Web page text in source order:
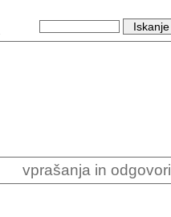
vprašanja in odgovori